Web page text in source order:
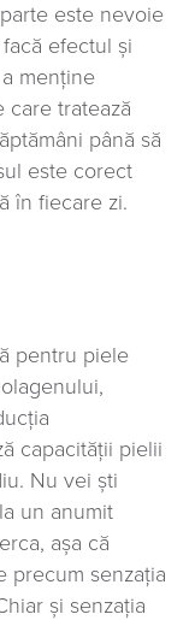
este nevoie
efectul și
menține
care tratează
până să
este corect
în fiecare zi.
pentru piele
capacității pielii
Nu vei ști
un anumit
așa că
precum senzația
și senzația